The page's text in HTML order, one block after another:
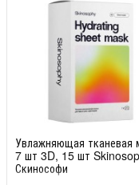
Увлажняющая тканевая
7 шт 3D, 15 шт
Скинософи